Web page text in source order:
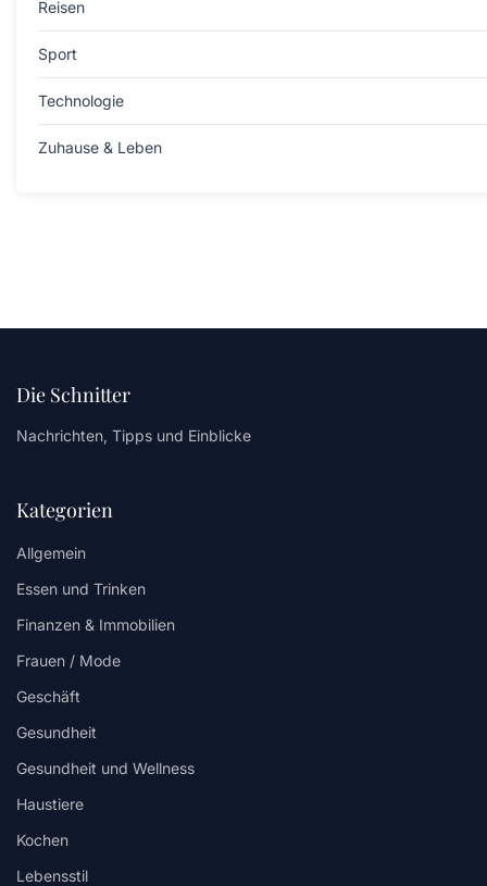
Reisen
Sport
Technologie
Zuhause & Leben
Die Schnitter
Nachrichten, Tipps und Einblicke
Kategorien
Allgemein
Essen und Trinken
Finanzen & Immobilien
Frauen / Mode
Geschäft
Gesundheit
Gesundheit und Wellness
Haustiere
Kochen
Lebensstil